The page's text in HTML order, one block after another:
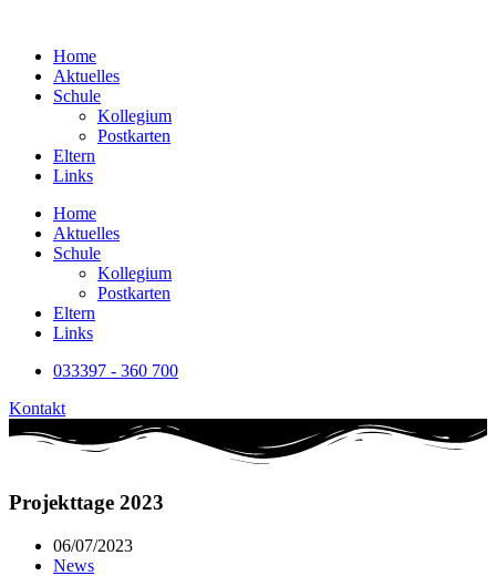
Home
Aktuelles
Schule
Kollegium
Postkarten
Eltern
Links
Home
Aktuelles
Schule
Kollegium
Postkarten
Eltern
Links
033397 - 360 700
Kontakt
Projekttage 2023
06/07/2023
News